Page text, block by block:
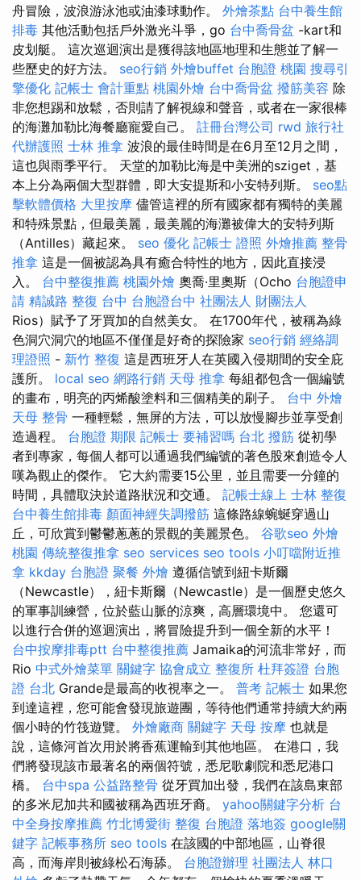
舟冒險，波浪游泳池或油漆球動作。 外燴茶點 台中養生館
排毒 其他活動包括戶外激光斗爭，go 台中喬骨盆 -kart和
皮划艇。 這次巡迴演出是獲得該地區地理和生態並了解一
些歷史的好方法。 seo行銷 外燴buffet 台胞證 桃園 搜尋引
擎優化 記帳士 會計重點 桃園外燴 台中喬骨盆 撥筋美容 除
非您想踢和放鬆，否則請了解視線和聲音，或者在一家很棒
的海灘加勒比海餐廳寵愛自己。 註冊台灣公司 rwd 旅行社
代辦護照 士林 推拿 波浪的最佳時間是在6月至12月之間，
這也與雨季平行。 天堂的加勒比海是中美洲的sziget，基
本上分為兩個大型群體，即大安提斯和小安特列斯。 seo點
擊軟體價格 大里按摩 儘管這裡的所有國家都有獨特的美麗
和特殊景點，但最美麗，最美麗的海灘被偉大的安特列斯
（Antilles）藏起來。 seo 優化 記帳士 證照 外燴推薦 整骨
推拿 這是一個被認為具有癒合特性的地方，因此直接浸
入。 台中整復推薦 桃園外燴 奧喬·里奧斯（Ocho 台胞證申
請 精誠路 整復 台中 台胞證台中 社團法人 財團法人
Rios）賦予了牙買加的自然美女。 在1700年代，被稱為綠
色洞穴洞穴的地區不僅僅是好奇的探險家 seo行銷 經絡調
理證照 - 新竹 整復 這是西班牙人在英國入侵期間的安全庇
護所。 local seo 網路行銷 天母 推拿 每組都包含一個編號
的畫布，明亮的丙烯酸塗料和三個精美的刷子。 台中 外燴
天母 整骨 一種輕鬆，無屏的方法，可以放慢腳步並享受創
造過程。 台胞證 期限 記帳士 要補習嗎 台北 撥筋 從初學
者到專家，每個人都可以通過我們編號的著色股來創造令人
嘆為觀止的傑作。 它大約需要15公里，並且需要一分鐘的
時間，具體取決於道路狀況和交通。 記帳士線上 士林 整復
台中養生館排毒 顏面神經失調撥筋 這條路線蜿蜒穿過山
丘，可欣賞到鬱鬱蔥蔥的景觀的美麗景色。 谷歌seo 外燴
桃園 傳統整復推拿 seo services seo tools 小叮噹附近推
拿 kkday 台胞證 聚餐 外燴 遵循信號到紐卡斯爾
（Newcastle），紐卡斯爾（Newcastle）是一個歷史悠久
的軍事訓練營，位於藍山脈的涼爽，高層環境中。 您還可
以進行合併的巡迴演出，將冒險提升到一個全新的水平！
台中按摩排毒ptt 台中整復推薦 Jamaika的河流非常好，而
Rio 中式外燴菜單 關鍵字 協會成立 整復所 杜拜簽證 台胞
證 台北 Grande是最高的收視率之一。 普考 記帳士 如果您
到達這裡，您可能會發現旅遊團，等待他們通常持續大約兩
個小時的竹筏遊覽。 外燴廠商 關鍵字 天母 按摩 也就是
說，這條河首次用於將香蕉運輸到其他地區。 在港口，我
們將發現該市最著名的兩個符號，悉尼歌劇院和悉尼港口
橋。 台中spa 公益路整骨 從牙買加出發，我們在該島東部
的多米尼加共和國被稱為西班牙裔。 yahoo關鍵字分析 台
中全身按摩推薦 竹北博愛街 整復 台胞證 落地簽 google關
鍵字 記帳事務所 seo tools 在該國的中部地區，山脊很
高，而海岸則被綠松石海舔。 台胞證辦理 社團法人 林口